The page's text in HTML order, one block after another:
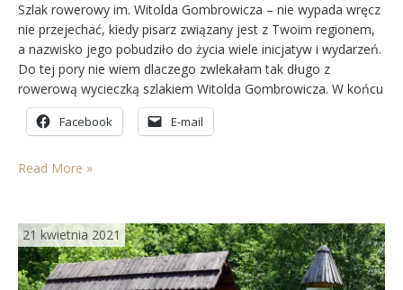
Szlak rowerowy im. Witolda Gombrowicza – nie wypada wręcz
nie przejechać, kiedy pisarz związany jest z Twoim regionem,
a nazwisko jego pobudziło do życia wiele inicjatyw i wydarzeń.
Do tej pory nie wiem dlaczego zwlekałam tak długo z
rowerową wycieczką szlakiem Witolda Gombrowicza. W końcu
przyszedł dzień, w którym stało się TO! Kilka lat rowerowej
pasji, wielokrotne przekraczanie granic…
Facebook E-mail
Read More »
21 kwietnia 2021